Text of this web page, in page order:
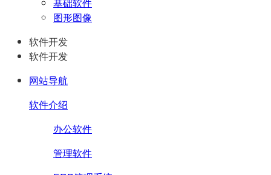
图形图像
软件开发
软件开发
网站导航
软件介绍
办公软件
管理软件